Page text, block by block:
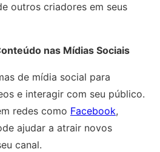
outros criadores em seus
nas Mídias Sociais
de mídia social para
e interagir com seu público.
redes como Facebook,
ajudar a atrair novos
canal.